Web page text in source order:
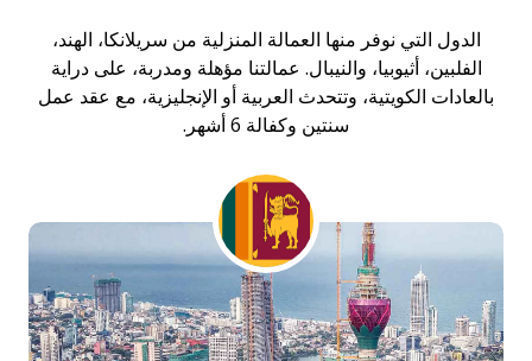
الدول التي نوفر منها العمالة المنزلية من سريلانكا، الهند،
الفلبين، أثيوبيا، والنيبال. عمالتنا مؤهلة ومدربة، على دراية
بالعادات الكويتية، وتتحدث العربية أو الإنجليزية، مع عقد عمل
سنتين وكفالة 6 أشهر.